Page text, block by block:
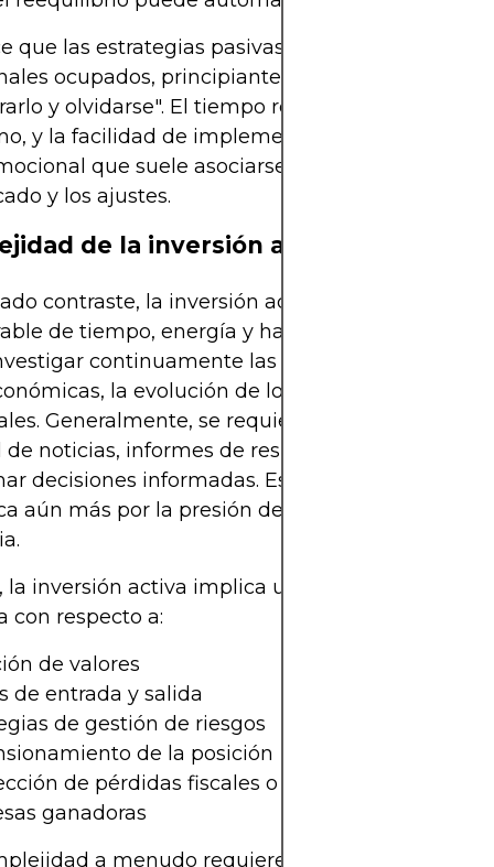
que las estrategias pasivas sean muy
ocupados, principiantes y quienes buscan
y olvidarse". El tiempo requerido tras la
y la facilidad de implementación suele
que suele asociarse con la observación
y los ajustes.
de la inversión activa
contraste, la inversión activa exige una
de tiempo, energía y habilidad. Los
continuamente las tendencias
la evolución de los sectores y las
Generalmente, se requiere el seguimiento
de noticias, informes de resultados y gráficos
decisiones informadas. Esta carga de trabajo
aún más por la presión de superar los índices
la inversión activa implica una toma de
con respecto a:
de valores
de entrada y salida
de gestión de riesgos
de la posición
de pérdidas fiscales o venta estratégica de
ganadoras
a menudo requiere gestores